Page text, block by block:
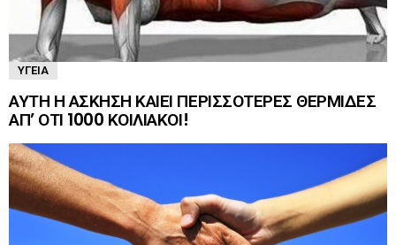
ΥΓΕΊΑ
ΑΥΤΗ Η ΑΣΚΗΣΗ ΚΑΙΕΙ ΠΕΡΙΣΣΟΤΕΡΕΣ ΘΕΡΜΙΔΕΣ
ΑΠ’ ΟΤΙ 1000 ΚΟΙΛΙΑΚΟΙ!